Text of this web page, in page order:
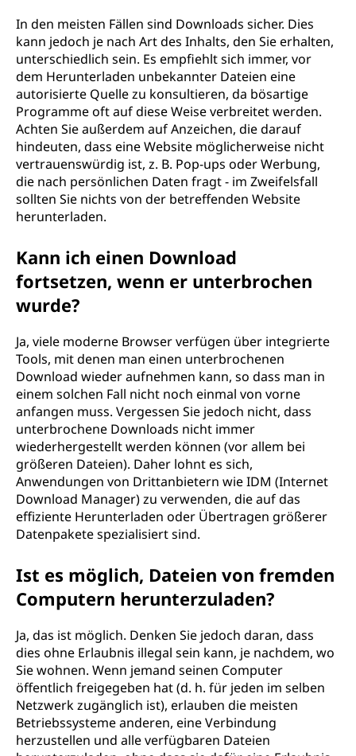
In den meisten Fällen sind Downloads sicher. Dies
kann jedoch je nach Art des Inhalts, den Sie erhalten,
unterschiedlich sein. Es empfiehlt sich immer, vor
dem Herunterladen unbekannter Dateien eine
autorisierte Quelle zu konsultieren, da bösartige
Programme oft auf diese Weise verbreitet werden.
Achten Sie außerdem auf Anzeichen, die darauf
hindeuten, dass eine Website möglicherweise nicht
vertrauenswürdig ist, z. B. Pop-ups oder Werbung,
die nach persönlichen Daten fragt - im Zweifelsfall
sollten Sie nichts von der betreffenden Website
herunterladen.
Kann ich einen Download
fortsetzen, wenn er unterbrochen
wurde?
Ja, viele moderne Browser verfügen über integrierte
Tools, mit denen man einen unterbrochenen
Download wieder aufnehmen kann, so dass man in
einem solchen Fall nicht noch einmal von vorne
anfangen muss. Vergessen Sie jedoch nicht, dass
unterbrochene Downloads nicht immer
wiederhergestellt werden können (vor allem bei
größeren Dateien). Daher lohnt es sich,
Anwendungen von Drittanbietern wie IDM (Internet
Download Manager) zu verwenden, die auf das
effiziente Herunterladen oder Übertragen größerer
Datenpakete spezialisiert sind.
Ist es möglich, Dateien von fremden
Computern herunterzuladen?
Ja, das ist möglich. Denken Sie jedoch daran, dass
dies ohne Erlaubnis illegal sein kann, je nachdem, wo
Sie wohnen. Wenn jemand seinen Computer
öffentlich freigegeben hat (d. h. für jeden im selben
Netzwerk zugänglich ist), erlauben die meisten
Betriebssysteme anderen, eine Verbindung
herzustellen und alle verfügbaren Dateien